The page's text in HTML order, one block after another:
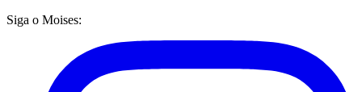
Siga o Moises: